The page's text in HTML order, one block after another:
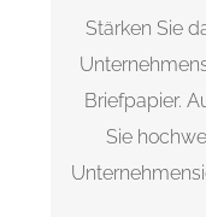
Stärken Sie
Briefpapier.
Sie